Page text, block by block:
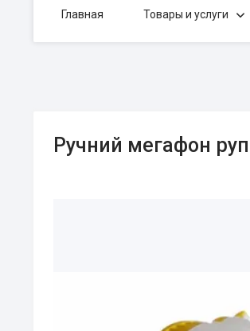
Главная Товары и услуги
Ручний мегафон